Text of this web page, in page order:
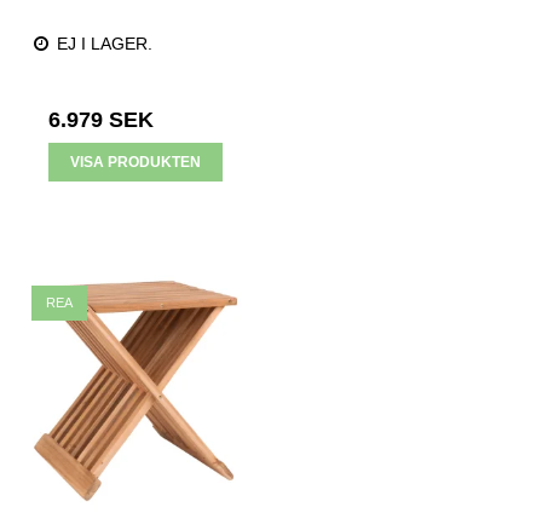
EJ I LAGER.
6.979 SEK
VISA PRODUKTEN
REA